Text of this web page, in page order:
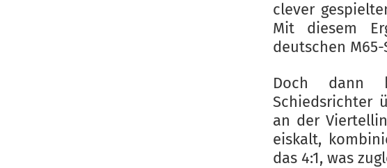
clever
Mit diesem
deutschen
Doch dann
Schiedsrichter
an der
eiskalt,
das 4:1, was